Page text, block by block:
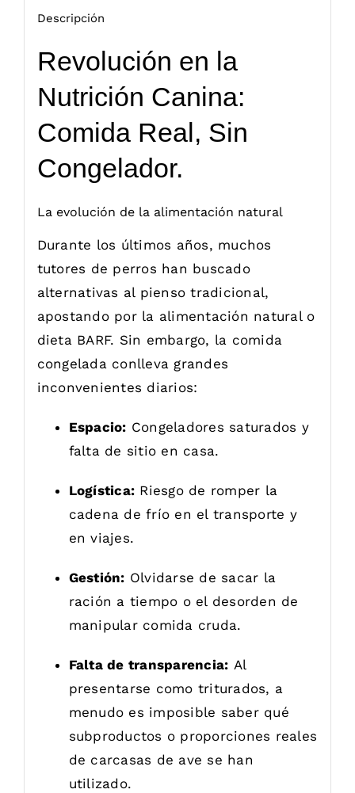
Descripción
Revolución en la
Nutrición Canina:
Comida Real, Sin
Congelador.
La evolución de la alimentación natural
Durante los últimos años, muchos
tutores de perros han buscado
alternativas al pienso tradicional,
apostando por la alimentación natural o
dieta BARF. Sin embargo, la comida
congelada conlleva grandes
inconvenientes diarios:
Espacio: Congeladores saturados y
falta de sitio en casa.
Logística: Riesgo de romper la
cadena de frío en el transporte y
en viajes.
Gestión: Olvidarse de sacar la
ración a tiempo o el desorden de
manipular comida cruda.
Falta de transparencia: Al
presentarse como triturados, a
menudo es imposible saber qué
subproductos o proporciones reales
de carcasas de ave se han
utilizado.